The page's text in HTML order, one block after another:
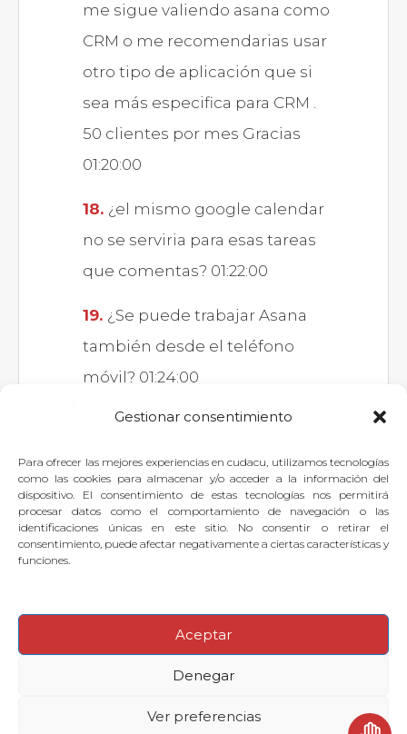
Gestionar consentimiento
Para ofrecer las mejores experiencias en cudacu, utilizamos tecnologías
como las cookies para almacenar y/o acceder a la información del
dispositivo. El consentimiento de estas tecnologías nos permitirá
procesar datos como el comportamiento de navegación o las
identificaciones únicas en este sitio. No consentir o retirar el
consentimiento, puede afectar negativamente a ciertas características y
funciones.
Aceptar
Denegar
Ver preferencias
me sigue valiendo asana como
CRM o me recomendarias usar
otro tipo de aplicación que si
sea más especifica para CRM .
50 clientes por mes Gracias
01:20:00
¿el mismo google calendar
no se serviria para esas tareas
que comentas? 01:22:00
¿Se puede trabajar Asana
también desde el teléfono
móvil? 01:24:00
Si quieres dejar tu pregunta para
el experto, puedesidentificarteo
suscribirte.
© 2026
Contactar con Soporte Cudacu